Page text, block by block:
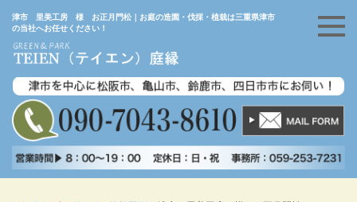
津市 里美工房 様 お正月門松｜お庭の造園・伐採・植栽は三重県津市
の当社へお任せください！